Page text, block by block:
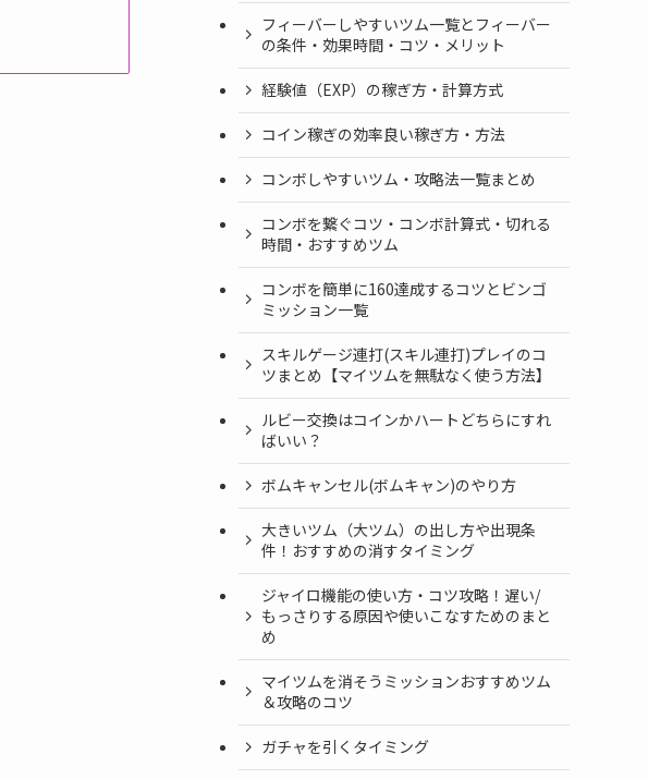
フィーバーしやすいツム一覧とフィーバー
の条件・効果時間・コツ・メリット
経験値（EXP）の稼ぎ方・計算方式
コイン稼ぎの効率良い稼ぎ方・方法
コンボしやすいツム・攻略法一覧まとめ
コンボを繋ぐコツ・コンボ計算式・切れる
時間・おすすめツム
コンボを簡単に160達成するコツとビンゴ
ミッション一覧
スキルゲージ連打(スキル連打)プレイのコ
ツまとめ【マイツムを無駄なく使う方法】
ルビー交換はコインかハートどちらにすれ
ばいい？
ボムキャンセル(ボムキャン)のやり方
大きいツム（大ツム）の出し方や出現条
件！おすすめの消すタイミング
ジャイロ機能の使い方・コツ攻略！遅い/
もっさりする原因や使いこなすためのまと
め
マイツムを消そうミッションおすすめツム
＆攻略のコツ
ガチャを引くタイミング